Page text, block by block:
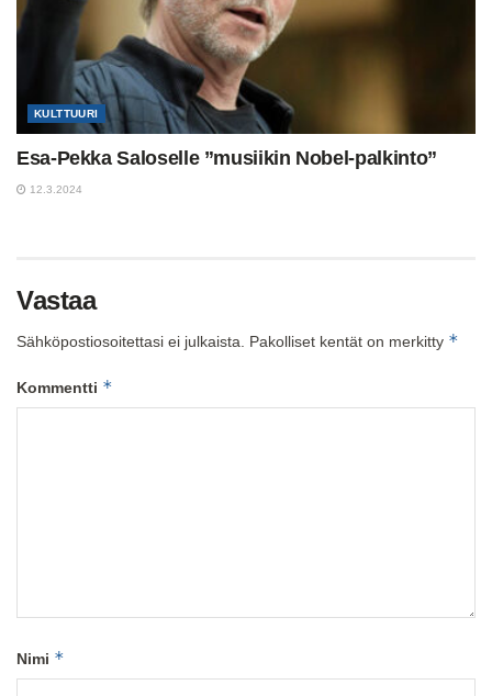
KULTTUURI
Esa-Pekka Saloselle ”musiikin Nobel-palkinto”
12.3.2024
Vastaa
Sähköpostiosoitettasi ei julkaista. Pakolliset kentät on merkitty *
Kommentti *
Nimi *